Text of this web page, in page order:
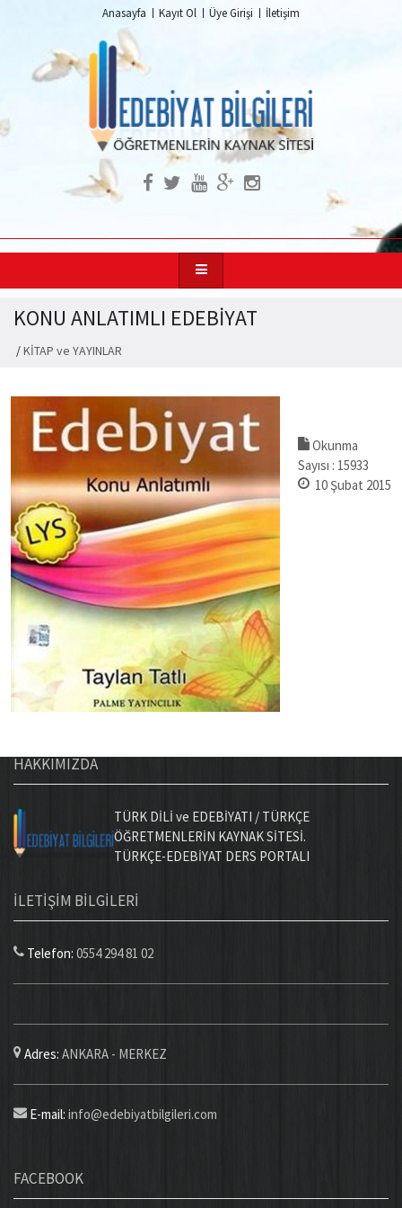
Anasayfa Kayıt Ol Üye Girişi İletişim
KONU ANLATIMLI EDEBİYAT
/KİTAP ve YAYINLAR
Okunma
Sayısı : 15933
10 Şubat 2015
HAKKIMIZDA
TÜRK DİLİ ve EDEBİYATI / TÜRKÇE
ÖĞRETMENLERİN KAYNAK SİTESİ.
TÜRKÇE-EDEBİYAT DERS PORTALI
İLETİŞİM BİLGİLERİ
Telefon: 0554 294 81 02
Adres: ANKARA - MERKEZ
E-mail: info@edebiyatbilgileri.com
FACEBOOK